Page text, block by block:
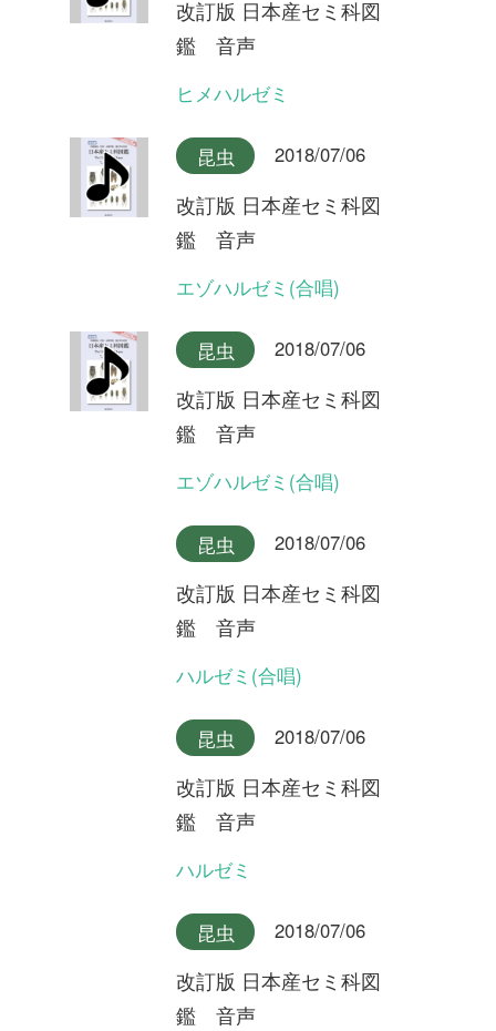
改訂版 日本産セミ科図
鑑 音声
クマゼミ(合唱)
昆虫 2018/07/06
改訂版 日本産セミ科図
鑑 音声
クマゼミ
昆虫 2018/07/06
改訂版 日本産セミ科図
鑑 音声
スジアカクマゼミ
改訂版 日本産セミ科図
鑑 音声
昆虫 2018/07/06
改訂版 日本産セミ科図
鑑 音声
キュウシュウエゾゼミ九州産
昆虫 2018/07/06
改訂版 日本産セミ科図
昆虫 2018/07/06
改訂版 日本産セミ科図
鑑 音声